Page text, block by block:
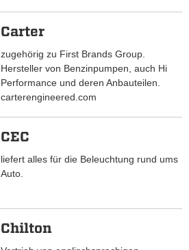
Carter
zugehörig zu First Brands Group.
Hersteller von Benzinpumpen, auch Hi
Performance und deren Anbauteilen.
carterengineered.com
CEC
liefert alles für die Beleuchtung rund ums
Auto.
Chilton